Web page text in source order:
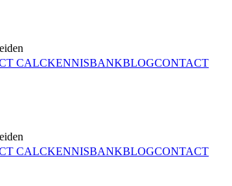
CALCKENNISBANKBLOGCONTACT
CALCKENNISBANKBLOGCONTACT